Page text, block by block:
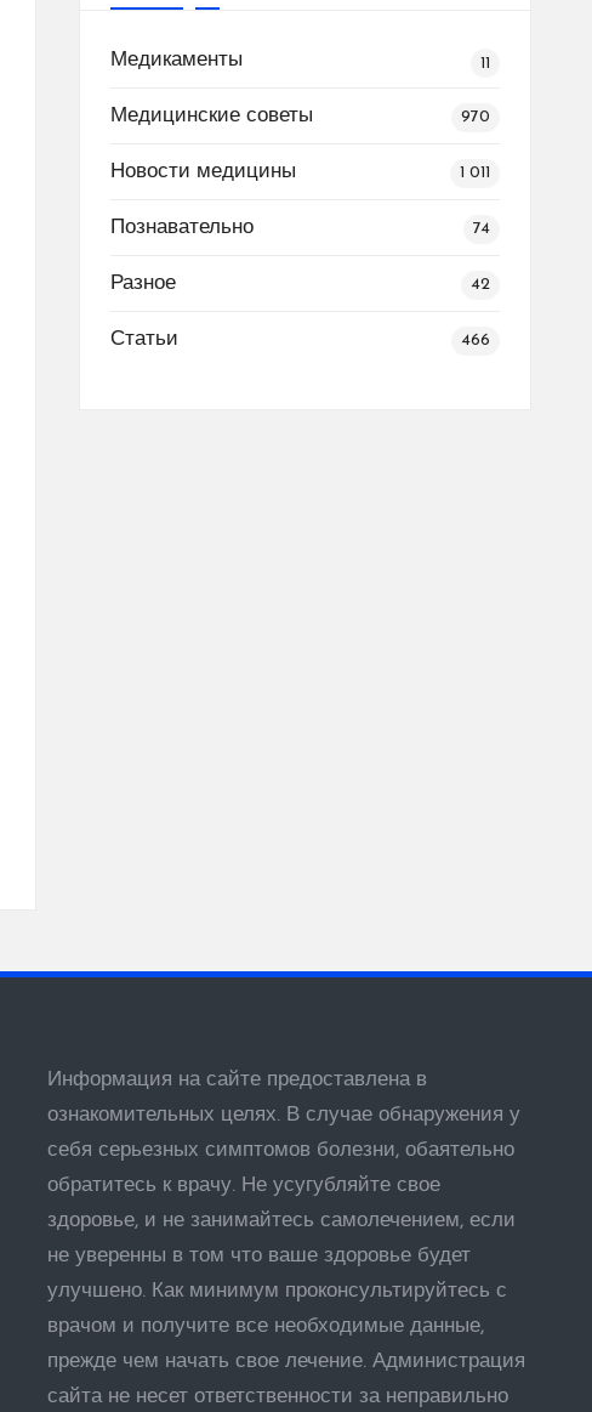
Медикаменты 11
Медицинские советы 970
Новости медицины 1 011
Познавательно 74
Разное 42
Статьи 466
Информация на сайте предоставлена в
ознакомительных целях. В случае обнаружения у
себя серьезных симптомов болезни, обаятельно
обратитесь к врачу. Не усугубляйте свое
здоровье, и не занимайтесь самолечением, если
не уверенны в том что ваше здоровье будет
улучшено. Как минимум проконсультируйтесь с
врачом и получите все необходимые данные,
прежде чем начать свое лечение. Администрация
сайта не несет ответственности за неправильно